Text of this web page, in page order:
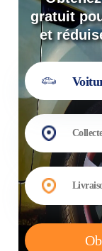
gratuit
et